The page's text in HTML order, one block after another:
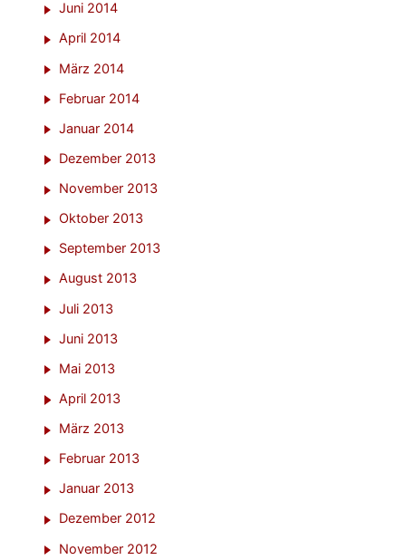
Juni 2014
April 2014
März 2014
Februar 2014
Januar 2014
Dezember 2013
November 2013
Oktober 2013
September 2013
August 2013
Juli 2013
Juni 2013
Mai 2013
April 2013
März 2013
Februar 2013
Januar 2013
Dezember 2012
November 2012